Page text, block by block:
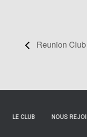
Reunion Club
LE CLUB NOUS